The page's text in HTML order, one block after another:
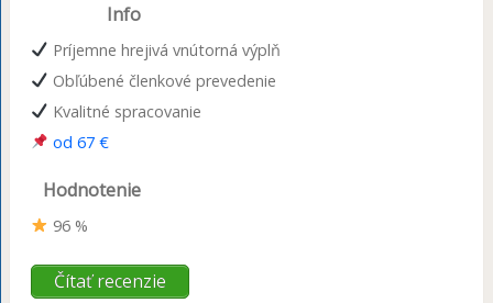
Info
Príjemne hrejivá vnútorná výplň
Obľúbené členkové prevedenie
Kvalitné spracovanie
od 67 €
Hodnotenie
96 %
Čítať recenzie